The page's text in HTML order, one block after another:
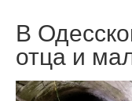
В
отца и